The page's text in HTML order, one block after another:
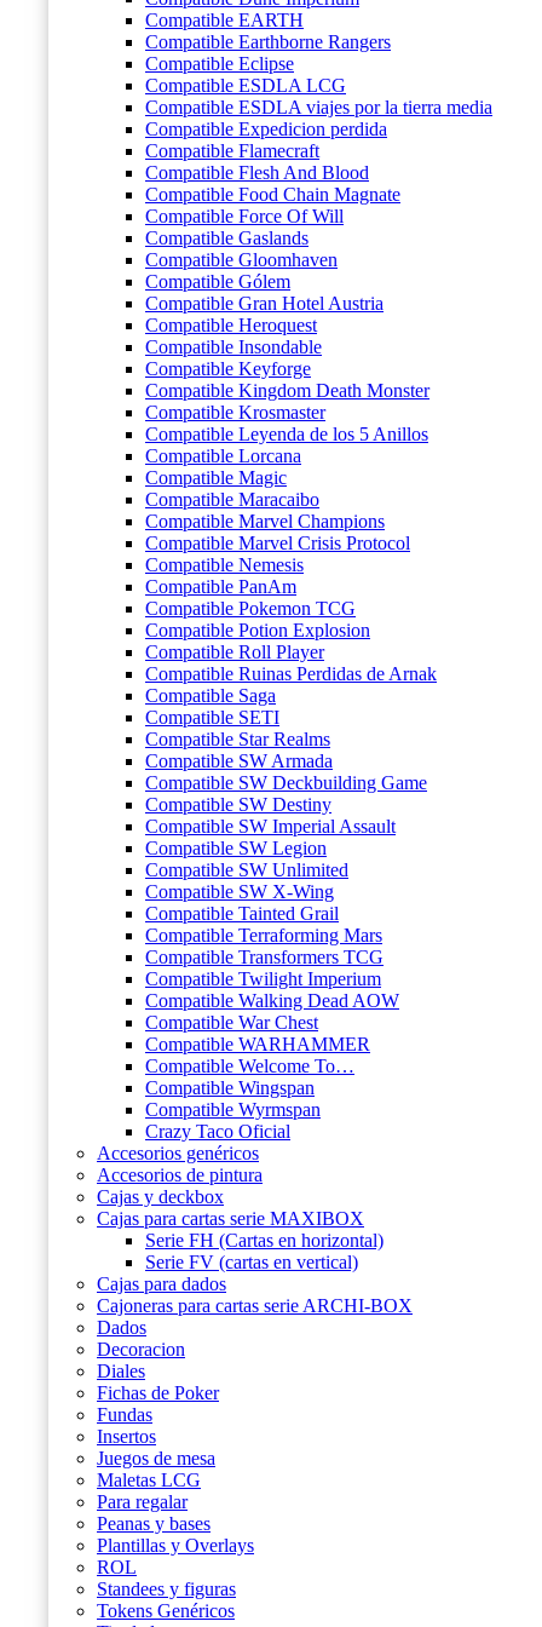
Compatible EARTH
Compatible Earthborne Rangers
Compatible Eclipse
Compatible ESDLA LCG
Compatible ESDLA viajes por la tierra media
Compatible Expedicion perdida
Compatible Flamecraft
Compatible Flesh And Blood
Compatible Food Chain Magnate
Compatible Force Of Will
Compatible Gaslands
Compatible Gloomhaven
Compatible Gólem
Compatible Gran Hotel Austria
Compatible Heroquest
Compatible Insondable
Compatible Keyforge
Compatible Kingdom Death Monster
Compatible Krosmaster
Compatible Leyenda de los 5 Anillos
Compatible Lorcana
Compatible Magic
Compatible Maracaibo
Compatible Marvel Champions
Compatible Marvel Crisis Protocol
Compatible Nemesis
Compatible PanAm
Compatible Pokemon TCG
Compatible Potion Explosion
Compatible Roll Player
Compatible Ruinas Perdidas de Arnak
Compatible Saga
Compatible SETI
Compatible Star Realms
Compatible SW Armada
Compatible SW Deckbuilding Game
Compatible SW Destiny
Compatible SW Imperial Assault
Compatible SW Legion
Compatible SW Unlimited
Compatible SW X-Wing
Compatible Tainted Grail
Compatible Terraforming Mars
Compatible Transformers TCG
Compatible Twilight Imperium
Compatible Walking Dead AOW
Compatible War Chest
Compatible WARHAMMER
Compatible Welcome To…
Compatible Wingspan
Compatible Wyrmspan
Crazy Taco Oficial
Accesorios genéricos
Accesorios de pintura
Cajas y deckbox
Cajas para cartas serie MAXIBOX
Serie FH (Cartas en horizontal)
Serie FV (cartas en vertical)
Cajas para dados
Cajoneras para cartas serie ARCHI-BOX
Dados
Decoracion
Diales
Fichas de Poker
Fundas
Insertos
Juegos de mesa
Maletas LCG
Para regalar
Peanas y bases
Plantillas y Overlays
ROL
Standees y figuras
Tokens Genéricos